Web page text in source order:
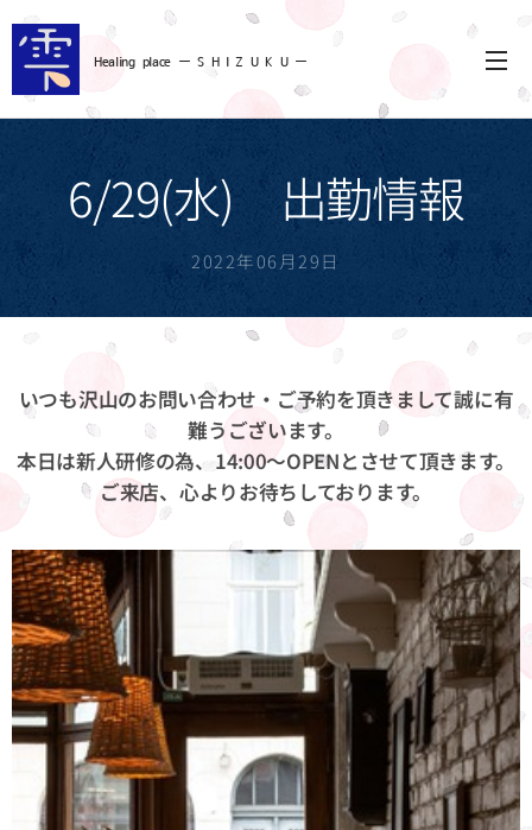
Healing place ー S H I Z U K U ー
6/29(水) 出勤情報
2022年06月29日
いつも沢山のお問い合わせ・ご予約を頂きまして誠に有
難うございます。
本日は新人研修の為、14:00〜OPENとさせて頂きます。
ご来店、心よりお待ちしております。